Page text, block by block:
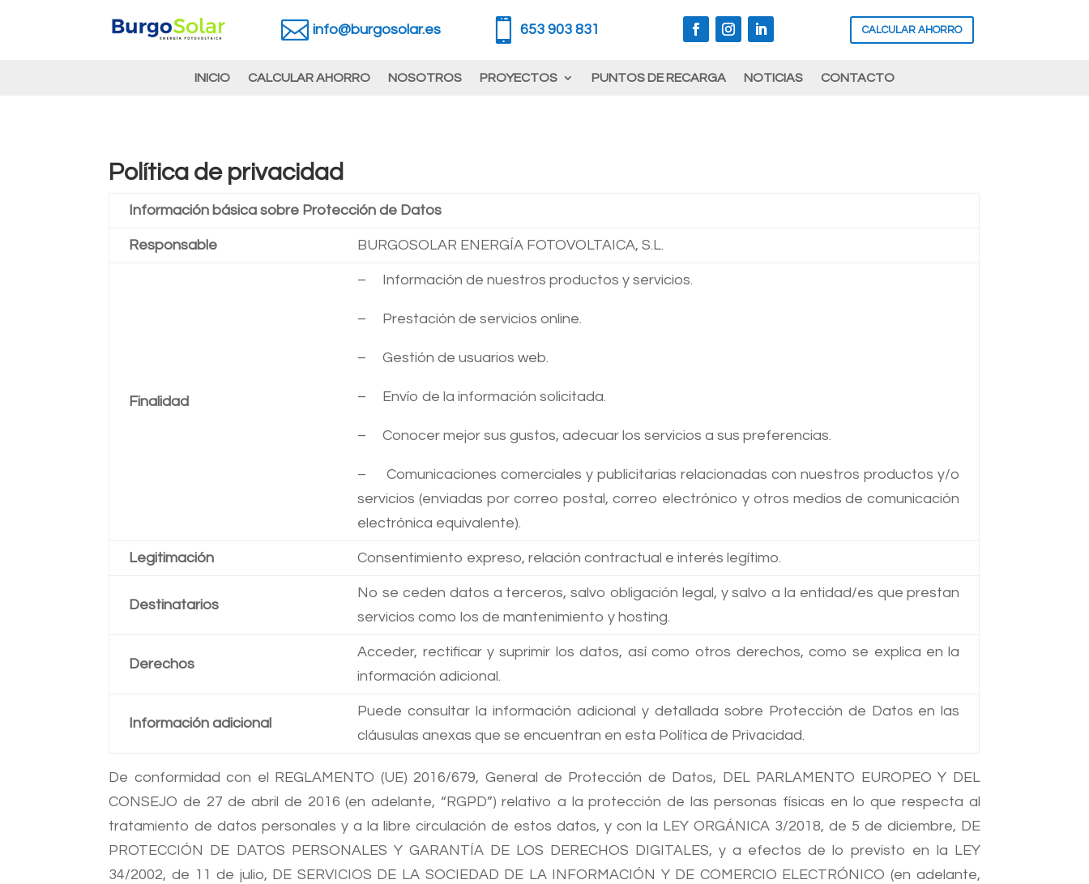
 info@burgosolar.es  653 903 831 CALCULAR AHORRO
INICIO CALCULAR AHORRO NOSOTROS PROYECTOS PUNTOS DE RECARGA NOTICIAS CONTACTO
Política de privacidad
Información básica sobre Protección de Datos
Responsable BURGOSOLAR ENERGÍA FOTOVOLTAICA, S.L.
Finalidad
– Información de nuestros productos y servicios.
– Prestación de servicios online.
– Gestión de usuarios web.
– Envío de la información solicitada.
– Conocer mejor sus gustos, adecuar los servicios a sus preferencias.
– Comunicaciones comerciales y publicitarias relacionadas con nuestros productos y/o
servicios (enviadas por correo postal, correo electrónico y otros medios de comunicación
electrónica equivalente).
Legitimación Consentimiento expreso, relación contractual e interés legítimo.
Destinatarios
No se ceden datos a terceros, salvo obligación legal, y salvo a la entidad/es que prestan
servicios como los de mantenimiento y hosting.
Derechos
Acceder, rectificar y suprimir los datos, así como otros derechos, como se explica en la
información adicional.
Información adicional
Puede consultar la información adicional y detallada sobre Protección de Datos en las
cláusulas anexas que se encuentran en esta Política de Privacidad.
De conformidad con el REGLAMENTO (UE) 2016/679, General de Protección de Datos, DEL PARLAMENTO EUROPEO Y DEL
CONSEJO de 27 de abril de 2016 (en adelante, “RGPD”) relativo a la protección de las personas físicas en lo que respecta al
tratamiento de datos personales y a la libre circulación de estos datos, y con la LEY ORGÁNICA 3/2018, de 5 de diciembre, DE
PROTECCIÓN DE DATOS PERSONALES Y GARANTÍA DE LOS DERECHOS DIGITALES, y a efectos de lo previsto en la LEY
34/2002, de 11 de julio, DE SERVICIOS DE LA SOCIEDAD DE LA INFORMACIÓN Y DE COMERCIO ELECTRÓNICO (en adelante,